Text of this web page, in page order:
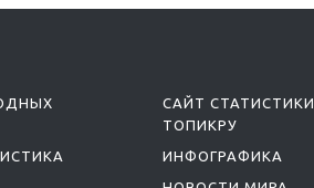
САЙТ СТАТИСТИКИ
ТОПИКРУ
ИНФОГРАФИКА